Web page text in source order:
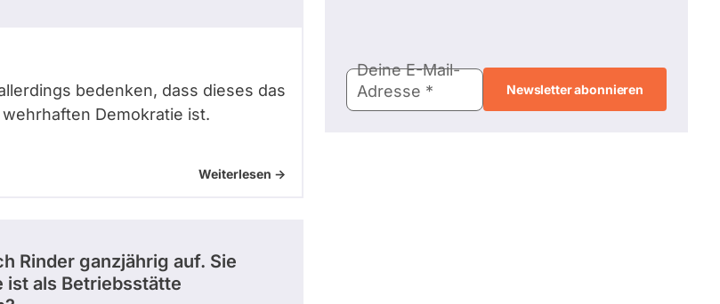
bedenken, dass dieses das
Demokratie ist.
Weiterlesen ->
Rinder ganzjährig auf. Sie
ist als Betriebsstätte
Mail-
Adresse
Deine E-Mail-
Adresse